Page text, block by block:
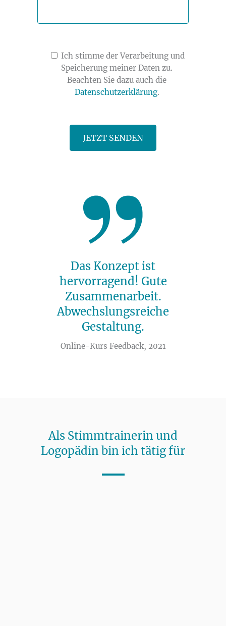
Ich stimme der Verarbeitung und
Speicherung meiner Daten zu.
Beachten Sie dazu auch die
Datenschutzerklärung.
Das Konzept ist
hervorragend! Gute
Zusammenarbeit.
Abwechslungsreiche
Gestaltung.
Online-Kurs Feedback, 2021
Als Stimmtrainerin und
Logopädin bin ich tätig für